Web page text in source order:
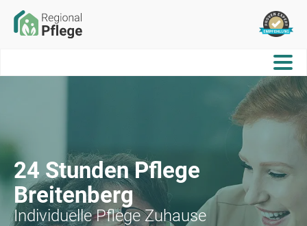
24 Stunden Pflege
Breitenberg
Individuelle Pflege Zuhause